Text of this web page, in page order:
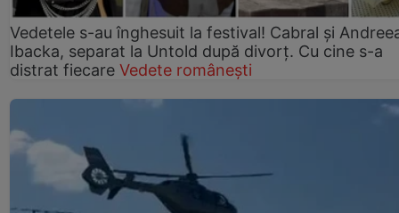
Vedetele s-au înghesuit la festival! Cabral și
Ibacka, separat la Untold după divorț. Cu cine s-a
distrat fiecare Vedete românești